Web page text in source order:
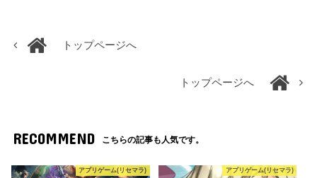
トップページへ
トップページへ
RECOMMEND こちらの記事も人気です。
アプリゲーム(リセマラ) アプリゲーム(リセマラ)